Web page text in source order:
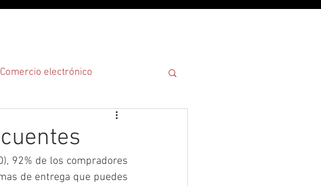
Comercio electrónico
92% de los compradores
de entrega que puedes